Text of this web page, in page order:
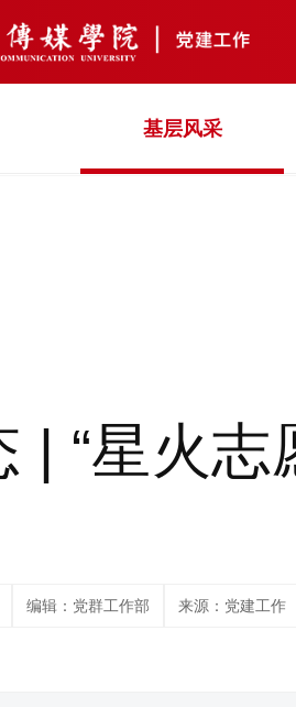
基层风采
| “星火志
编辑：党群工作部 来源：党建工作